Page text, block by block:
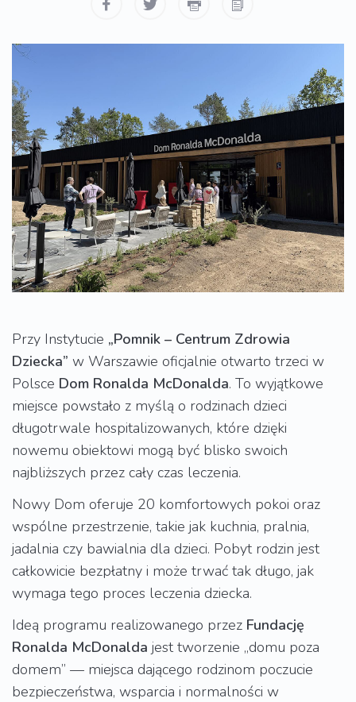
Przy Instytucie „Pomnik – Centrum Zdrowia
Dziecka” w Warszawie oficjalnie otwarto trzeci w
Polsce Dom Ronalda McDonalda. To wyjątkowe
miejsce powstało z myślą o rodzinach dzieci
długotrwale hospitalizowanych, które dzięki
nowemu obiektowi mogą być blisko swoich
najbliższych przez cały czas leczenia.
Nowy Dom oferuje 20 komfortowych pokoi oraz
wspólne przestrzenie, takie jak kuchnia, pralnia,
jadalnia czy bawialnia dla dzieci. Pobyt rodzin jest
całkowicie bezpłatny i może trwać tak długo, jak
wymaga tego proces leczenia dziecka.
Ideą programu realizowanego przez Fundację
Ronalda McDonalda jest tworzenie „domu poza
domem” — miejsca dającego rodzinom poczucie
bezpieczeństwa, wsparcia i normalności w